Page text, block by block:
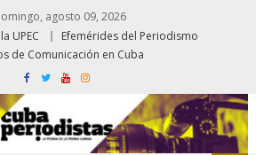
agosto 09, 2026
UPEC
Efemérides del Periodismo
de Comunicación en Cuba